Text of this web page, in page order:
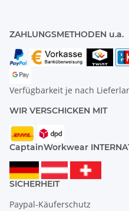
ZAHLUNGSMETHODEN u.a.
Verfügbarkeit je nach
WIR VERSCHICKEN MIT
CaptainWorkwear
SICHERHEIT
Paypal-Käuferschutz